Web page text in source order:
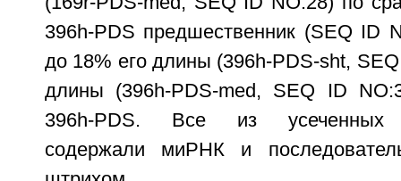
396h-PDS предшественник (SEQ ID
до 18% его длины (396h-PDS-sht,
длины (396h-PDS-med, SEQ ID
396h-PDS. Все из усеченных
содержали миРНК и